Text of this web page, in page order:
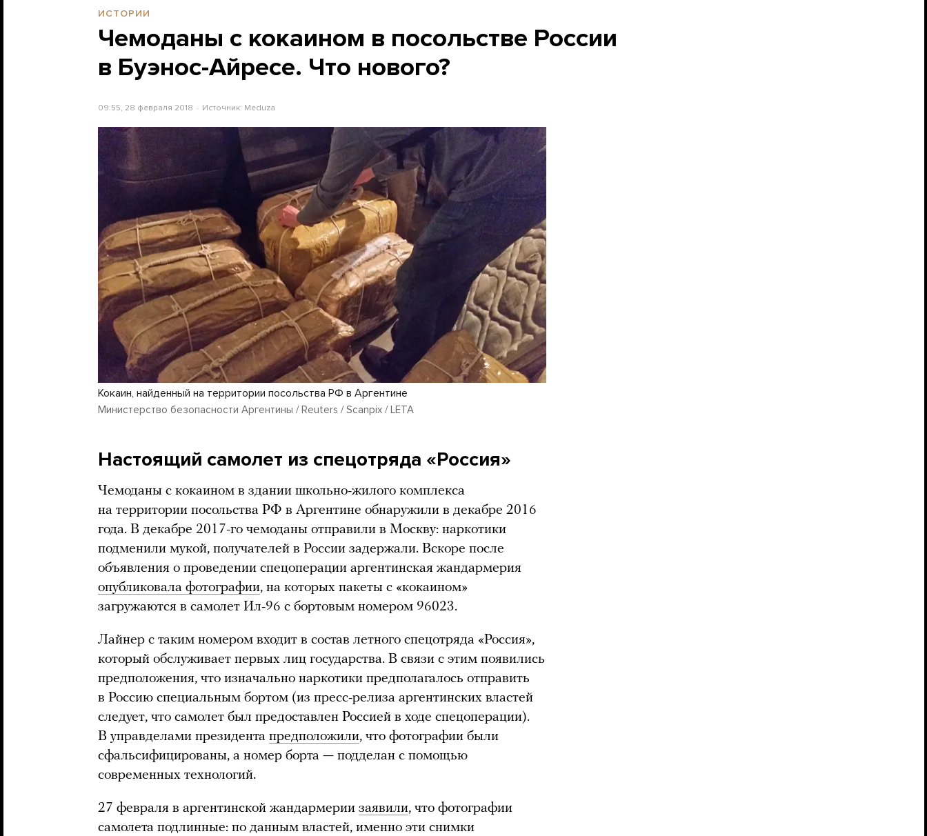
ИСТОРИИ
Чемоданы с кокаином в посольстве России
в Буэнос-Айресе. Что нового?
09:55, 28 февраля 2018 Источник: Meduza
Кокаин, найденный на территории посольства РФ в Аргентине
Министерство безопасности Аргентины / Reuters / Scanpix / LETA
Настоящий самолет из спецотряда «Россия»
Чемоданы с кокаином в здании школьно-жилого комплекса
на территории посольства РФ в Аргентине обнаружили в декабре 2016
года. В декабре 2017-го чемоданы отправили в Москву: наркотики
подменили мукой, получателей в России задержали. Вскоре после
объявления о проведении спецоперации аргентинская жандармерия
опубликовала фотографии, на которых пакеты с «кокаином»
загружаются в самолет Ил-96 с бортовым номером 96023.
Лайнер с таким номером входит в состав летного спецотряда «Россия»,
который обслуживает первых лиц государства. В связи с этим появились
предположения, что изначально наркотики предполагалось отправить
в Россию специальным бортом (из пресс-релиза аргентинских властей
следует, что самолет был предоставлен Россией в ходе спецоперации).
В управделами президента предположили, что фотографии были
сфальсифицированы, а номер борта — подделан с помощью
современных технологий.
27 февраля в аргентинской жандармерии заявили, что фотографии
самолета подлинные: по данным властей, именно эти снимки